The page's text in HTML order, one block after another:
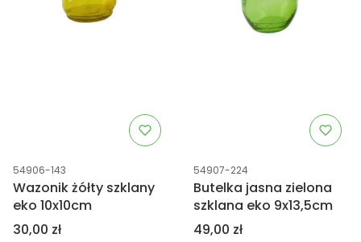
Kod produktu
54906-143
Wazonik żółty szklany
eko 10x10cm
Cena
30,00 zł
Kod produktu
54907-224
Butelka jasna zielona
szklana eko 9x13,5cm
Cena
49,00 zł